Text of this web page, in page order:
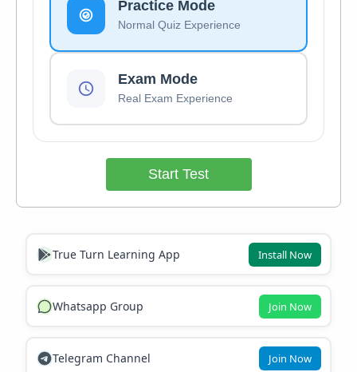
Practice Mode
Normal Quiz Experience
Exam Mode
Real Exam Experience
Start Test
True Turn Learning App Install Now
Whatsapp Group Join Now
Telegram Channel Join Now